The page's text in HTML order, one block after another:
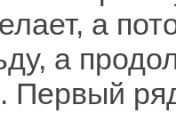
а
а
Первый